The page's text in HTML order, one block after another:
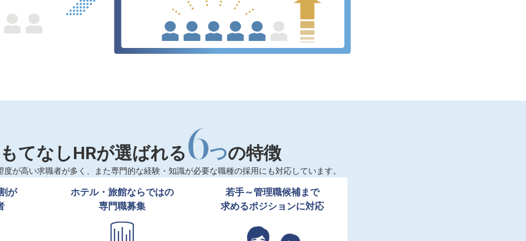
てなしHRが選ばれる6つの特徴
が高い求職者が多く、また専門的な経験・知識が必要な職種の採用にも対応しています。
が
ホテル・旅館ならではの
専門職募集
若手～管理職候補まで
求めるポジションに対応